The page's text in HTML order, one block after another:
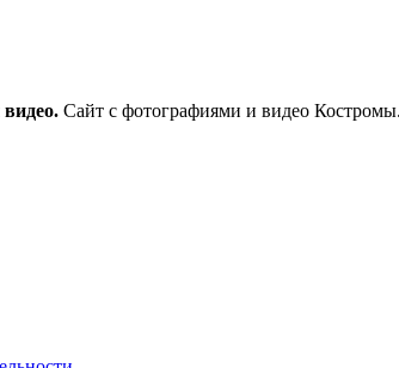
Сайт с фотографиями и видео